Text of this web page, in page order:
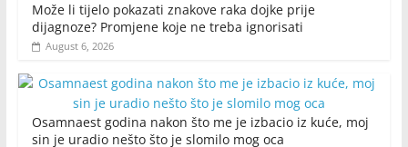
Može li tijelo pokazati znakove raka dojke prije
dijagnoze? Promjene koje ne treba ignorisati
August 6, 2026
Osamnaest godina nakon što me je izbacio iz kuće, moj
sin je uradio nešto što je slomilo mog oca